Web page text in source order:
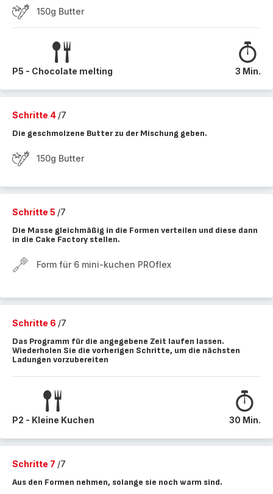
150g Butter
P5 - Chocolate melting 3 Min.
Schritte 4 /7
Die geschmolzene Butter zu der Mischung geben.
150g Butter
Schritte 5 /7
Die Masse gleichmäßig in die Formen verteilen und diese dann
in die Cake Factory stellen.
Form für 6 mini-kuchen PROflex
Schritte 6 /7
Das Programm für die angegebene Zeit laufen lassen.
Wiederholen Sie die vorherigen Schritte, um die nächsten
Ladungen vorzubereiten
P2 - Kleine Kuchen 30 Min.
Schritte 7 /7
Aus den Formen nehmen, solange sie noch warm sind.